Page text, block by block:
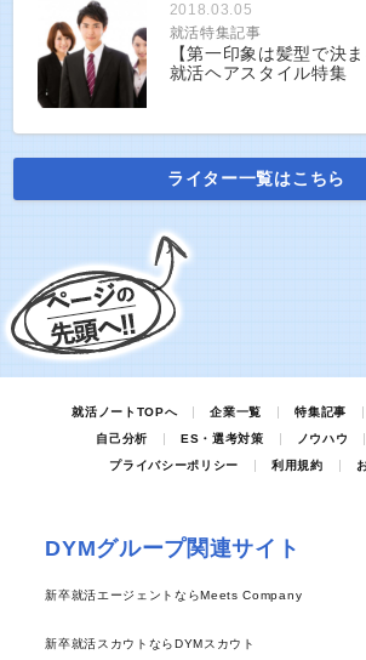
2018.03.05
就活特集記事
【第一印象は髪型で決
就活ヘアスタイル特集
ライター一覧はこちら
就活ノートTOPへ 企業一覧 特集記事
自己分析
ES・選考対策 ノウハウ
プライバシーポリシー
利用規約
DYMグループ関連サイト
新卒就活エージェントならMeets Company
新卒就活スカウトならDYMスカウト